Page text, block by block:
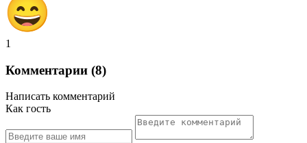
1
Комментарии (8)
Написать комментарий
Как гость